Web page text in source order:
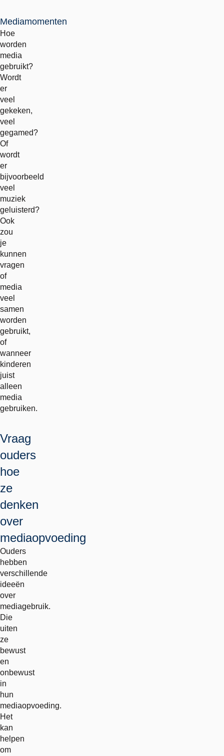
Mediamomenten
Hoe
worden
media
gebruikt?
Wordt
er
veel
gekeken,
veel
gegamed?
Of
wordt
er
bijvoorbeeld
veel
muziek
geluisterd?
Ook
zou
je
kunnen
vragen
of
media
veel
samen
worden
gebruikt,
of
wanneer
kinderen
juist
alleen
media
gebruiken.
Vraag
ouders
hoe
ze
denken
over
mediaopvoeding
Ouders
hebben
verschillende
ideeën
over
mediagebruik.
Die
uiten
ze
bewust
en
onbewust
in
hun
mediaopvoeding.
Het
kan
helpen
om